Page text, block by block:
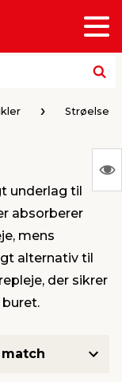
Menu
Strøelse
underlag til
absorberer
mens
alternativ til
der sikrer